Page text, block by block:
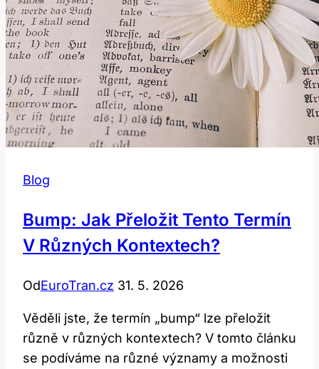
Blog
Bump: Jak Přeložit Tento Termín
V Různých Kontextech?
OdEuroTran.cz 31. 5. 2026
Věděli jste, že termín „bump“ lze přeložit
různě v různých kontextech? V tomto článku
se podíváme na různé významy a možnosti